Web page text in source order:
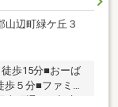
山辺町緑ケ丘３
歩15分■おーば
５分■ファミリ